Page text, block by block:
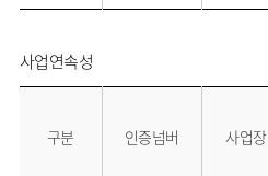
사업연속성
구분 인증넘버 사업장